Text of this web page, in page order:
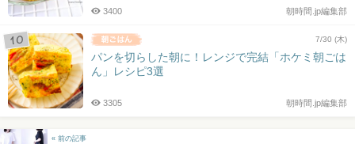
朝時間.jp編集部
3400
7/30 (木)
パンを切らした朝に！レンジで完結「ホケミ朝ごは
ん」レシピ3選
朝時間.jp編集部
3305
« 前の記事